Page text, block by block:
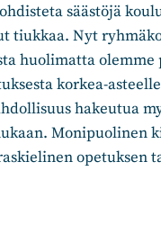
säästöjä
tiukkaa. Nyt
huolimatta
korkea-
hakeutua
Monipuolinen
opetuksen